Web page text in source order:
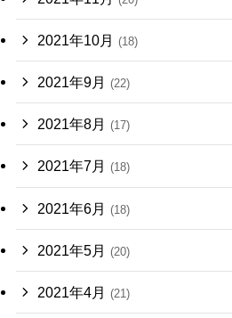
2021年10月 (18)
2021年9月 (22)
2021年8月 (17)
2021年7月 (18)
2021年6月 (18)
2021年5月 (20)
2021年4月 (21)